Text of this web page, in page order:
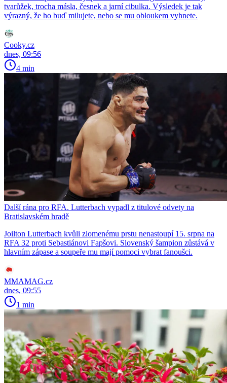
tvarůžek, trocha másla, česnek a jarní cibulka. Výsledek je tak
výrazný, že ho buď milujete, nebo se mu obloukem vyhnete.
Cooky.cz
dnes, 09:56
4 min
Další rána pro RFA. Lutterbach vypadl z titulové odvety na
Bratislavském hradě
Joilton Lutterbach kvůli zlomenému prstu nenastoupí 15. srpna na
RFA 32 proti Sebastiánovi Fapšovi. Slovenský šampion zůstává v
hlavním zápase a soupeře mu mají pomoci vybrat fanoušci.
MMAMAG.cz
dnes, 09:55
1 min